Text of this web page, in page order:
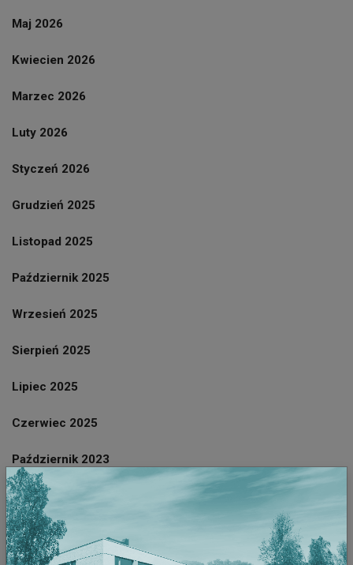
Maj 2026
Kwiecien 2026
Marzec 2026
Luty 2026
Styczeń 2026
Grudzień 2025
Listopad 2025
Październik 2025
Wrzesień 2025
Sierpień 2025
Lipiec 2025
Czerwiec 2025
Październik 2023
Wrzesień 2023
Sierpień 2023